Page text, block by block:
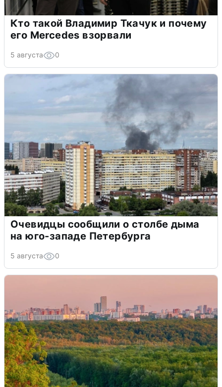
Кто такой Владимир Ткачук и почему
его Mercedes взорвали
5 августа 0
Очевидцы сообщили о столбе дыма
на юго-западе Петербурга
5 августа 0